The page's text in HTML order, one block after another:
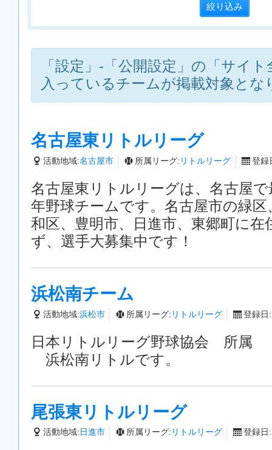
「設定」-「公開設定」の「サイ
入っているチームが掲載対象とな
名古屋東リトルリーグ
活動地域:名古屋市 所属リーグ: リトルリーグ 登録
名古屋東リトルリーグは、名古屋
年野球チームです。名古屋市の緑
和区、豊明市、日進市、東郷町に在
ず、選手大募集中です！
浜松南チーム
活動地域:浜松市 所属リーグ: リトルリーグ 登録日
日本リトルリーグ野球協会 所属
浜松南リトルです。
尾張東リトルリーグ
活動地域:日進市 所属リーグ: リトルリーグ 登録日